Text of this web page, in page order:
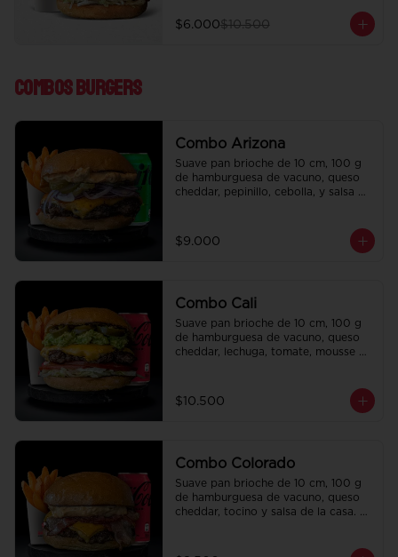
Incluye papas fritas crocantes.
$6.000$10.500
Combos Burgers
Combo Arizona
Suave pan brioche de 10 cm, 100 g
de hamburguesa de vacuno, queso
cheddar, pepinillo, cebolla, y salsa de
regalo a elección y una bebida de
350 cc a elección.
$9.000
Combo Cali
Suave pan brioche de 10 cm, 100 g
de hamburguesa de vacuno, queso
cheddar, lechuga, tomate, mousse de
condimentadas, salsa de la casa de
regalo a elección y una bebida de
$10.500
Combo Colorado
Suave pan brioche de 10 cm, 100 g
de hamburguesa de vacuno, queso
cheddar, tocino y salsa de la casa.
regalo a elección y una bebida de